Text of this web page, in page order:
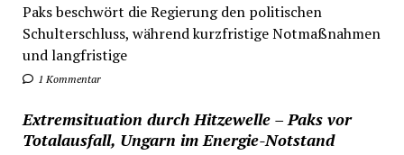
Paks beschwört die Regierung den politischen
Schulterschluss, während kurzfristige Notmaßnahmen
und langfristige
1 Kommentar
Extremsituation durch Hitzewelle – Paks vor
Totalausfall, Ungarn im Energie-Notstand